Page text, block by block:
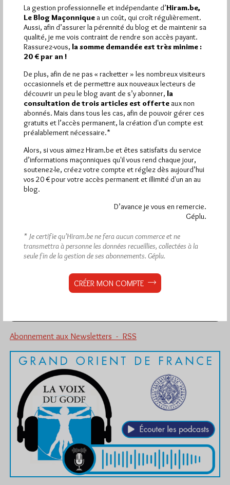
Le Temple Arthur Groussier
Par Jiri Pragman
Mardi 19/04/11
Fondé en 1773, le Grand Orient de France souhaita dès cette
époque acquérir un siège digne de son rang d'institution…
DansDivers 17 commentaires
Hier jeudi 6 août 2026, Hiram.be a reçu 1 672 visiteset
Quels sont les articles les plus lus du blog ?
Abonnement aux Newsletters - RSS
La gestion professionnelle et indépendante d’Hiram.be,
Le Blog Maçonnique a un coût, qui croît régulièrement.
Aussi, afin d’assurer la pérennité du blog et de maintenir sa
qualité, je me vois contraint de rendre son accès payant.
Rassurez-vous, la somme demandée est très minime :
20 € par an !
De plus, afin de ne pas « racketter » les nombreux visiteurs
occasionnels et de permettre aux nouveaux lecteurs de
découvrir un peu le blog avant de s’y abonner, la
consultation de trois articles est offerte aux non
abonnés. Mais dans tous les cas, afin de pouvoir gérer ces
gratuits et l’accès permanent, la création d'un compte est
préalablement nécessaire.*
Alors, si vous aimez Hiram.be et êtes satisfaits du service
d’informations maçonniques qu'il vous rend chaque jour,
soutenez-le, créez votre compte et réglez dès aujourd’hui
vos 20 € pour votre accès permanent et illimité d'un an au
blog.
D’avance je vous en remercie.
Géplu.
* Je certifie qu’Hiram.be ne fera aucun commerce et ne
transmettra à personne les données recueillies, collectées à la
seule fin de la gestion de ses abonnements. Géplu.
CRÉER MON COMPTE